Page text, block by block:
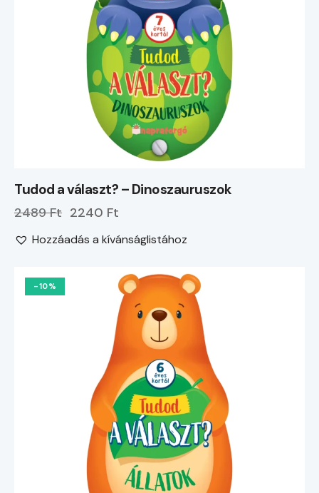
Tudod a választ? – Dinoszauruszok
2489 Ft 2240 Ft
Hozzáadás a kívánságlistához
-10%